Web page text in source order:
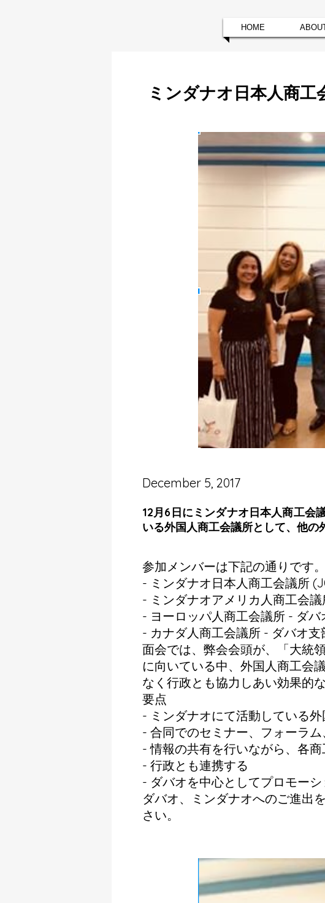
HOME
ミンダナオ日本人商工
December 5, 2017
12月6日にミンダナオ日本人商工会
いる外国人商工会議所として、他の
参加メンバーは下記の通りです。
- ミンダナオ日本人商工会議所
- ミンダナオアメリカ人商工会
- ヨーロッパ人商工会議所 - ダ
- カナダ人商工会議所 - ダバオ
面会では、弊会会頭が、「大統
に向いている中、外国人商工会
なく行政とも協力しあい効果的
要点
- ミンダナオにて活動している
- 合同でのセミナー、フォーラ
- 情報の共有を行いながら、各
- 行政とも連携する
- ダバオを中心としてプロモー
ダバオ、ミンダナオへのご進出
さい。